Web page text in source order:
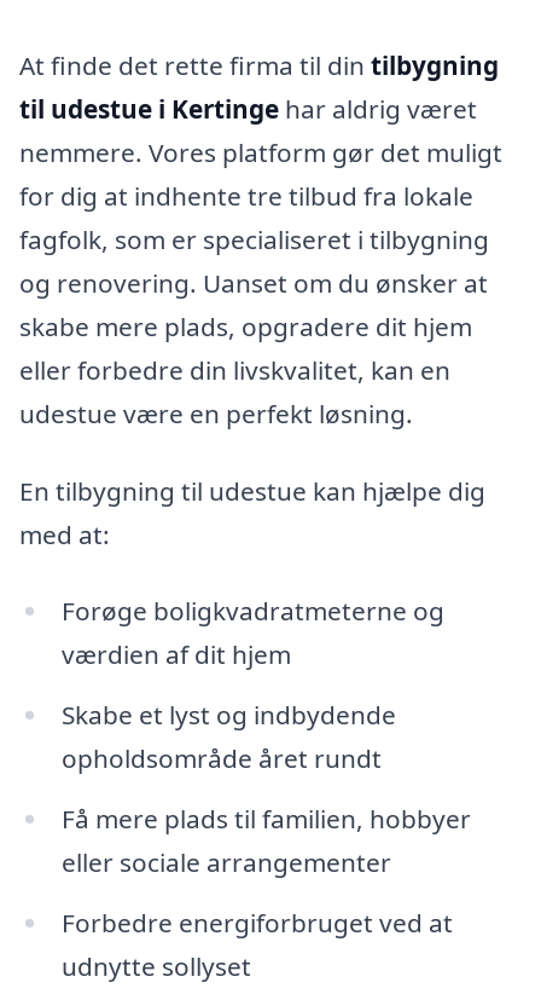
At finde det rette firma til din tilbygning
til udestue i Kertinge har aldrig været
nemmere. Vores platform gør det muligt
for dig at indhente tre tilbud fra lokale
fagfolk, som er specialiseret i tilbygning
og renovering. Uanset om du ønsker at
skabe mere plads, opgradere dit hjem
eller forbedre din livskvalitet, kan en
udestue være en perfekt løsning.
En tilbygning til udestue kan hjælpe dig
med at:
Forøge boligkvadratmeterne og
værdien af dit hjem
Skabe et lyst og indbydende
opholdsområde året rundt
Få mere plads til familien, hobbyer
eller sociale arrangementer
Forbedre energiforbruget ved at
udnytte sollyset